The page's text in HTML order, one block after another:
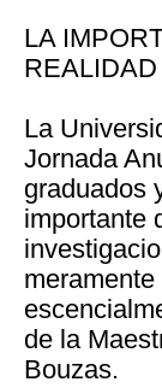
LA
REALIDAD
La
Jornada
graduados
importante
de la
Bouzas.